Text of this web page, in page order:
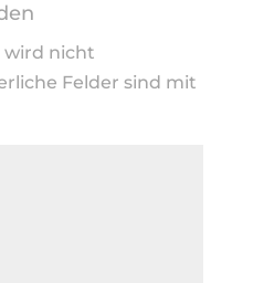
wird nicht
Felder sind mit